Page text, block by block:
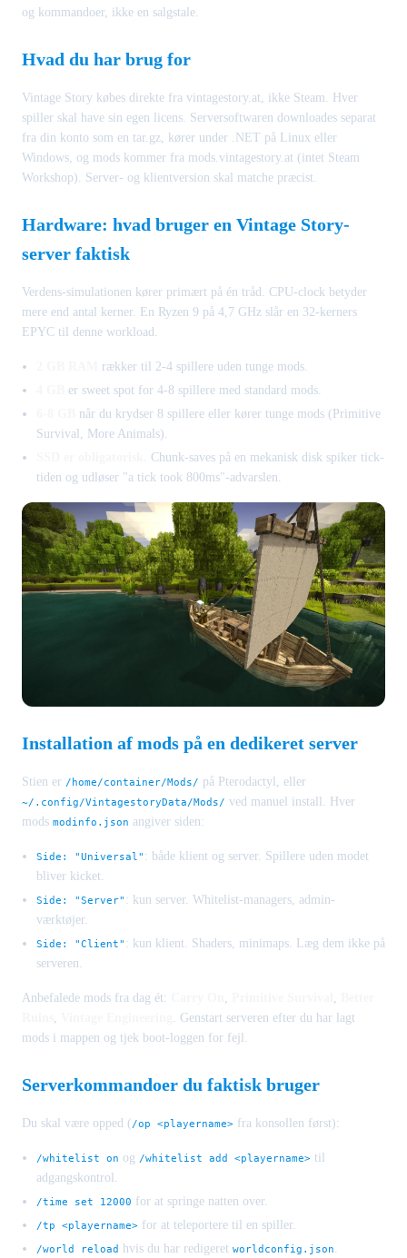
og kommandoer, ikke en salgstale.
Hvad du har brug for
Vintage Story købes direkte fra vintagestory.at, ikke Steam. Hver
spiller skal have sin egen licens. Serversoftwaren downloades separat
fra din konto som en tar.gz, kører under .NET på Linux eller
Windows, og mods kommer fra mods.vintagestory.at (intet Steam
Workshop). Server- og klientversion skal matche præcist.
Hardware: hvad bruger en Vintage Story-
server faktisk
Verdens-simulationen kører primært på én tråd. CPU-clock betyder
mere end antal kerner. En Ryzen 9 på 4,7 GHz slår en 32-kerners
EPYC til denne workload.
rækker til 2-4 spillere uden tunge mods.
er sweet spot for 4-8 spillere med standard mods.
når du krydser 8 spillere eller kører tunge mods (Primitive
Survival, More Animals).
Chunk-saves på en mekanisk disk spiker tick-
tiden og udløser "a tick took 800ms"-advarslen.
Installation af mods på en dedikeret server
Stien er /home/container/Mods/ på Pterodactyl, eller
~/.config/VintagestoryData/Mods/ ved manuel install. Hver
mods modinfo.json angiver siden:
Side: "Universal" : både klient og server. Spillere uden modet
bliver kicket.
Side: "Server" : kun server. Whitelist-managers, admin-
værktøjer.
Side: "Client" : kun klient. Shaders, minimaps. Læg dem ikke på
serveren.
Anbefalede mods fra dag ét:
. Genstart serveren efter du har lagt
mods i mappen og tjek boot-loggen for fejl.
Serverkommandoer du faktisk bruger
Du skal være opped (/op <playername> fra konsollen først):
/whitelist on og /whitelist add <playername> til
adgangskontrol.
/time set 12000 for at springe natten over.
/tp <playername> for at teleportere til en spiller.
/world reload hvis du har redigeret worldconfig.json